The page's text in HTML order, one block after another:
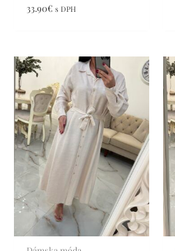
33.90€ s DPH